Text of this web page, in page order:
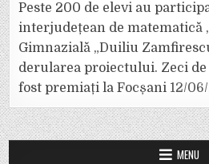
Peste 200 de elevi au
interjudețean de matematică
Gimnazială „Duiliu
derularea proiectului. Zeci
fost premiați la Focșani 12/
MENU